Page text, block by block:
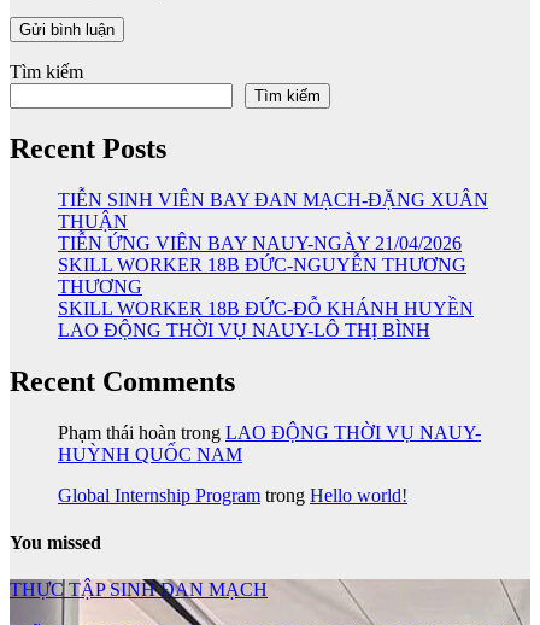
Tìm kiếm
Tìm kiếm
Recent Posts
TIỄN SINH VIÊN BAY ĐAN MẠCH-ĐẶNG XUÂN
THUẬN
TIỄN ỨNG VIÊN BAY NAUY-NGÀY 21/04/2026
SKILL WORKER 18B ĐỨC-NGUYỄN THƯƠNG
THƯƠNG
SKILL WORKER 18B ĐỨC-ĐỖ KHÁNH HUYỀN
LAO ĐỘNG THỜI VỤ NAUY-LÔ THỊ BÌNH
Recent Comments
Phạm thái hoàn trong LAO ĐỘNG THỜI VỤ NAUY-
HUỲNH QUỐC NAM
Global Internship Program trong Hello world!
You missed
THỰC TẬP SINH ĐAN MẠCH